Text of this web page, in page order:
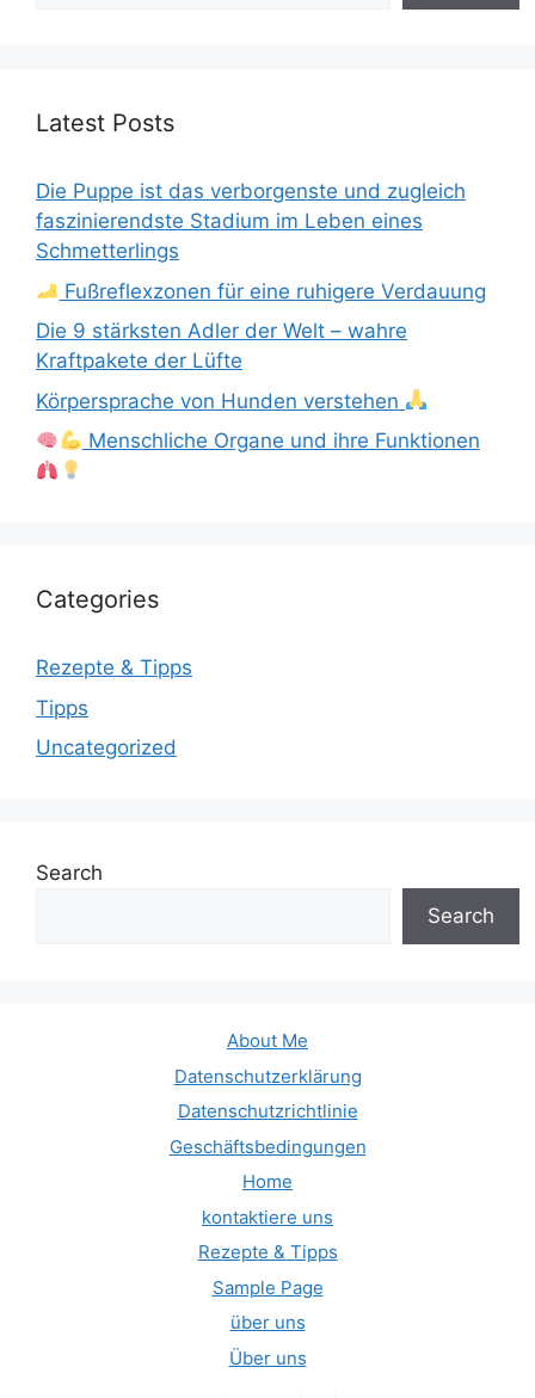
Latest Posts
Die Puppe ist das verborgenste und zugleich
faszinierendste Stadium im Leben eines
Schmetterlings
Fußreflexzonen für eine ruhigere Verdauung
Die 9 stärksten Adler der Welt – wahre
Kraftpakete der Lüfte
Körpersprache von Hunden verstehen
Menschliche Organe und ihre Funktionen
Categories
Rezepte & Tipps
Tipps
Uncategorized
Search
Search
About Me
Datenschutzerklärung
Datenschutzrichtlinie
Geschäftsbedingungen
Home
kontaktiere uns
Rezepte & Tipps
Sample Page
über uns
Über uns